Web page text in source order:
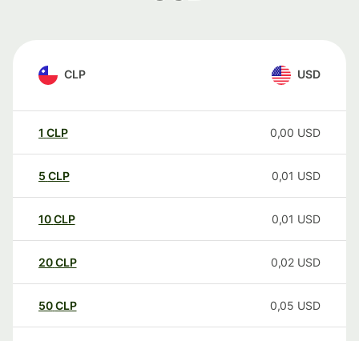
CLP USD
1 CLP 0,00 USD
5 CLP 0,01 USD
10CLP 0,01 USD
20CLP 0,02 USD
50CLP 0,05 USD